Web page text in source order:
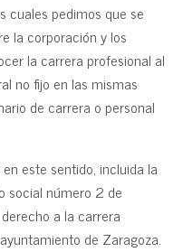
cuales pedimos que se
la corporación y los
la carrera profesional al
no fijo en las mismas
de carrera o personal
este sentido, incluida la
social número 2 de
a la carrera
de Zaragoza.